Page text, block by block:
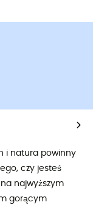
i natura powinny
czy jesteś
najwyższym
gorącym